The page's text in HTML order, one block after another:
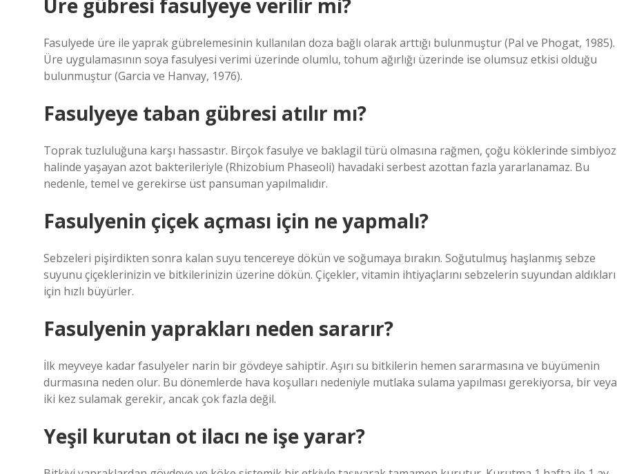
Üre gübresi fasulyeye verilir mi?
Fasulyede üre ile yaprak gübrelemesinin kullanılan doza bağlı olarak arttığı bulunmuştur (Pal ve Phogat, 1985).
Üre uygulamasının soya fasulyesi verimi üzerinde olumlu, tohum ağırlığı üzerinde ise olumsuz etkisi olduğu
bulunmuştur (Garcia ve Hanvay, 1976).
Fasulyeye taban gübresi atılır mı?
Toprak tuzluluğuna karşı hassastır. Birçok fasulye ve baklagil türü olmasına rağmen, çoğu köklerinde simbiyoz
halinde yaşayan azot bakterileriyle (Rhizobium Phaseoli) havadaki serbest azottan fazla yararlanamaz. Bu
nedenle, temel ve gerekirse üst pansuman yapılmalıdır.
Fasulyenin çiçek açması için ne yapmalı?
Sebzeleri pişirdikten sonra kalan suyu tencereye dökün ve soğumaya bırakın. Soğutulmuş haşlanmış sebze
suyunu çiçeklerinizin ve bitkilerinizin üzerine dökün. Çiçekler, vitamin ihtiyaçlarını sebzelerin suyundan aldıkları
için hızlı büyürler.
Fasulyenin yaprakları neden sararır?
İlk meyveye kadar fasulyeler narin bir gövdeye sahiptir. Aşırı su bitkilerin hemen sararmasına ve büyümenin
durmasına neden olur. Bu dönemlerde hava koşulları nedeniyle mutlaka sulama yapılması gerekiyorsa, bir veya
iki kez sulamak gerekir, ancak çok fazla değil.
Yeşil kurutan ot ilacı ne işe yarar?